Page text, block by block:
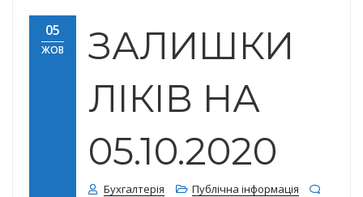
Черкаський міський
центр ПМСД"
05
ЖОВ
ЗАЛИШКИ
ЛІКІВ НА
05.10.2020
Бухгалтерія
Публічна інформація